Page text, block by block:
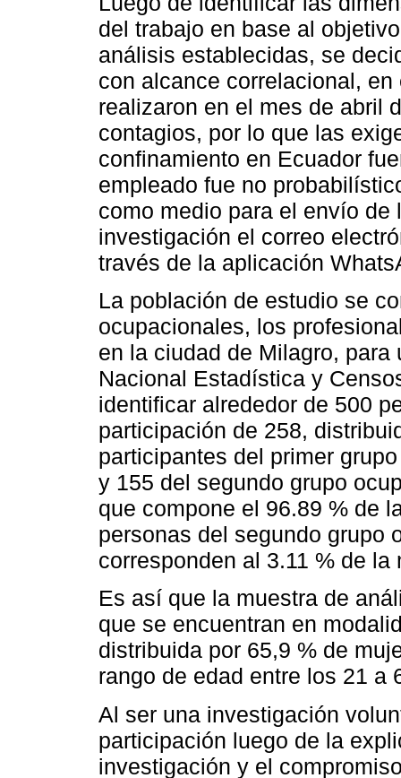
del trabajo en base al
análisis establecidas, se
con alcance correlacional,
realizaron en el mes de abril
contagios, por lo que las
confinamiento en Ecuador
empleado fue no
como medio para el envío
investigación el correo
través de la aplicación
La población de estudio se
ocupacionales, los
en la ciudad de Milagro,
Nacional Estadística y
identificar alrededor de 500
participación de 258,
participantes del primer
y 155 del segundo grupo
que compone el 96.89 % de
personas del segundo grupo
corresponden al 3.11 % de la
Es así que la muestra de
que se encuentran en
distribuida por 65,9 % de
rango de edad entre los 21 a
Al ser una investigación
participación luego de la
investigación y el